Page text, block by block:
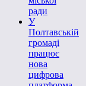
ради
У
Полтавській
громаді
працює
нова
цифрова